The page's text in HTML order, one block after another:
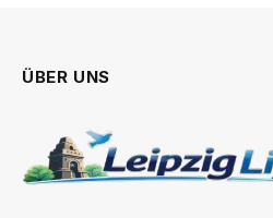
ÜBER UNS